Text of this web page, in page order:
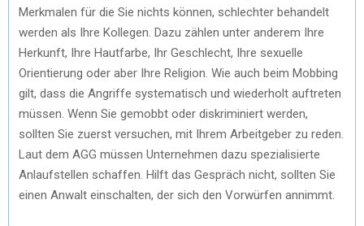
Merkmalen für die Sie nichts können, schlechter behandelt
werden als Ihre Kollegen. Dazu zählen unter anderem Ihre
Herkunft, Ihre Hautfarbe, Ihr Geschlecht, Ihre sexuelle
Orientierung oder aber Ihre Religion. Wie auch beim Mobbing
gilt, dass die Angriffe systematisch und wiederholt auftreten
müssen. Wenn Sie gemobbt oder diskriminiert werden,
sollten Sie zuerst versuchen, mit Ihrem Arbeitgeber zu reden.
Laut dem AGG müssen Unternehmen dazu spezialisierte
Anlaufstellen schaffen. Hilft das Gespräch nicht, sollten Sie
einen Anwalt einschalten, der sich den Vorwürfen annimmt.